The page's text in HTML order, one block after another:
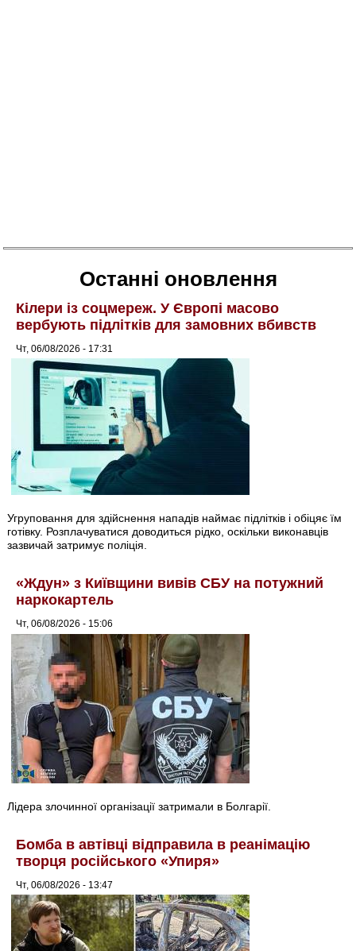
Останні оновлення
Кілери із соцмереж. У Європі масово
вербують підлітків для замовних вбивств
Чт, 06/08/2026 - 17:31
Угруповання для здійснення нападів наймає підлітків і обіцяє їм
готівку. Розплачуватися доводиться рідко, оскільки виконавців
зазвичай затримує поліція.
«Ждун» з Київщини вивів СБУ на потужний
наркокартель
Чт, 06/08/2026 - 15:06
Лідера злочинної організації затримали в Болгарії.
Бомба в автівці відправила в реанімацію
творця російського «Упиря»
Чт, 06/08/2026 - 13:47